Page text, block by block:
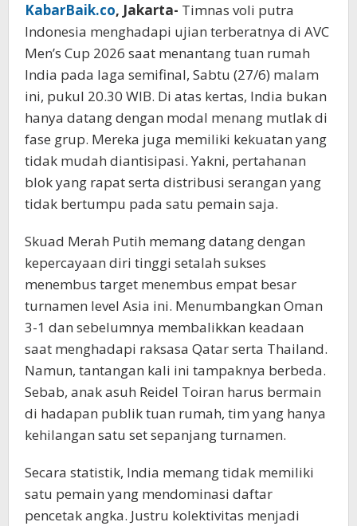
KabarBaik.co, Jakarta- Timnas voli putra
Indonesia menghadapi ujian terberatnya di AVC
Men’s Cup 2026 saat menantang tuan rumah
India pada laga semifinal, Sabtu (27/6) malam
ini, pukul 20.30 WIB. Di atas kertas, India bukan
hanya datang dengan modal menang mutlak di
fase grup. Mereka juga memiliki kekuatan yang
tidak mudah diantisipasi. Yakni, pertahanan
blok yang rapat serta distribusi serangan yang
tidak bertumpu pada satu pemain saja.
Skuad Merah Putih memang datang dengan
kepercayaan diri tinggi setalah sukses
menembus target menembus empat besar
turnamen level Asia ini. Menumbangkan Oman
3-1 dan sebelumnya membalikkan keadaan
saat menghadapi raksasa Qatar serta Thailand.
Namun, tantangan kali ini tampaknya berbeda.
Sebab, anak asuh Reidel Toiran harus bermain
di hadapan publik tuan rumah, tim yang hanya
kehilangan satu set sepanjang turnamen.
Secara statistik, India memang tidak memiliki
satu pemain yang mendominasi daftar
pencetak angka. Justru kolektivitas menjadi